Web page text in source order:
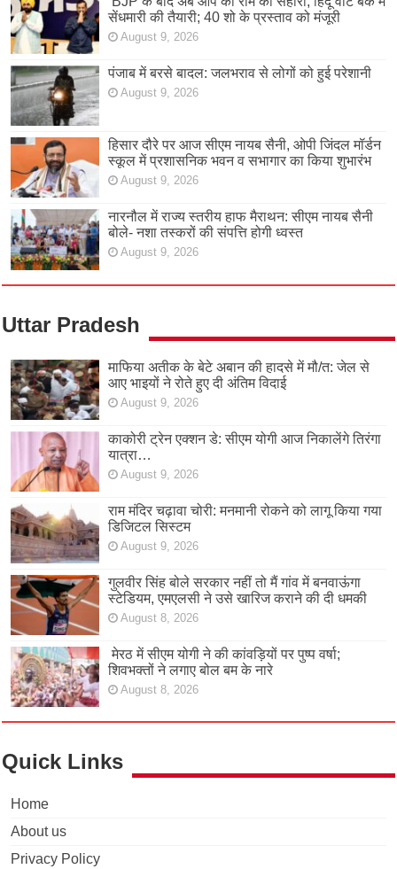
सेंधमारी की तैयारी; 40 शो के प्रस्ताव को मंजूरी
August 9, 2026
पंजाब में बरसे बादल: जलभराव से लोगों को हुई परेशानी
August 9, 2026
हिसार दौरे पर आज सीएम नायब सैनी, ओपी जिंदल मॉर्डन
स्कूल में प्रशासनिक भवन व सभागार का किया शुभारंभ
August 9, 2026
नारनौल में राज्य स्तरीय हाफ मैराथन: सीएम नायब सैनी
बोले- नशा तस्करों की संपत्ति होगी ध्वस्त
August 9, 2026
Uttar Pradesh
माफिया अतीक के बेटे अबान की हादसे में मौ/त: जेल से
आए भाइयों ने रोते हुए दी अंतिम विदाई
August 9, 2026
काकोरी ट्रेन एक्शन डे: सीएम योगी आज निकालेंगे तिरंगा
यात्रा…
August 9, 2026
राम मंदिर चढ़ावा चोरी: मनमानी रोकने को लागू किया गया
डिजिटल सिस्टम
August 9, 2026
गुलवीर सिंह बोले सरकार नहीं तो मैं गांव में बनवाऊंगा
स्टेडियम, एमएलसी ने उसे खारिज कराने की दी धमकी
August 8, 2026
मेरठ में सीएम योगी ने की कांवड़ियों पर पुष्प वर्षा;
शिवभक्तों ने लगाए बोल बम के नारे
August 8, 2026
Quick Links
Home
About us
Privacy Policy